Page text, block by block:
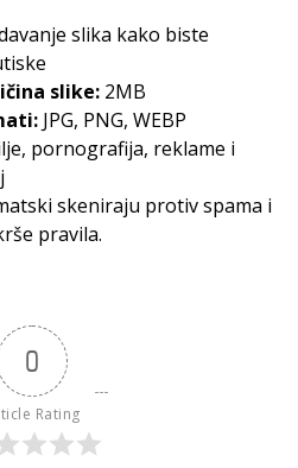
slika kako biste
slike: 2MB
JPG, PNG, WEBP
pornografija, reklame i
skeniraju protiv spama i
pravila.
0
Rating